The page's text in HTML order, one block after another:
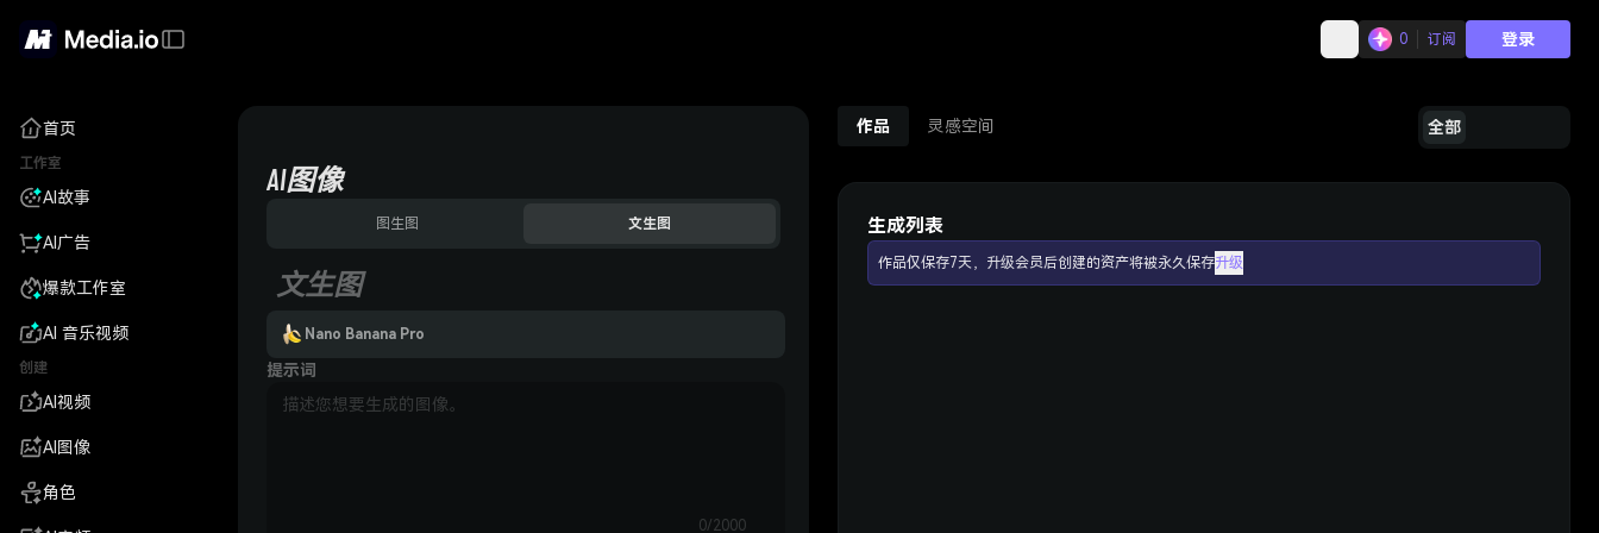
0 订阅 登录
首页
工作室
AI故事
AI广告
爆款工作室
AI 音乐视频
创建
AI视频
AI图像
角色
AI图像
图生图 文生图
文生图
Nano Banana Pro
提示词
0/2000
作品 灵感空间 全部
生成列表
作品仅保存7天，升级会员后创建的资产将被永久保存升级